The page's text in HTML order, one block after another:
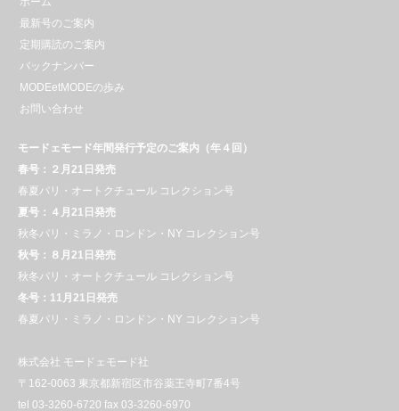
最新号のご案内
定期購読のご案内
バックナンバー
MODEetMODEの歩み
お問い合わせ
モードェモード年間発行予定のご案内（年４回）
春号：２月21日発売
春夏パリ・オートクチュール コレクション号
夏号：４月21日発売
秋冬パリ・ミラノ・ロンドン・NY コレクション号
秋号：８月21日発売
秋冬パリ・オートクチュール コレクション号
冬号：11月21日発売
春夏パリ・ミラノ・ロンドン・NY コレクション号
株式会社 モードェモード社
〒162-0063 東京都新宿区市谷薬王寺町7番4号
tel 03-3260-6720 fax 03-3260-6970